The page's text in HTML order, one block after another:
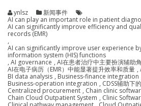
ynlsz
新闻事件
AI can play an important role in patient
AI can significantly improve efficiency and
records (EMR)
,
AI can significantly improve user experience
information system (HIS) functions
, AI governance , AI在患者治疗中主要扮演辅助
AI在电子病历（EMR）中能显著提升效率和质量 ,
BI data analysis , Business-finance integration
Business-operation integration , CDSS辅助下
Centralized procurement , Chain clinic
Chain Cloud Outpatient System , Clinic